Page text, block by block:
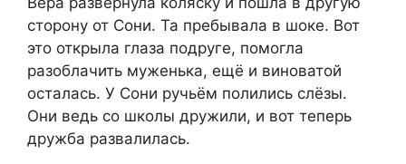
сторону от Сони. Та пребывала в шоке. Вот
это открыла глаза подруге, помогла
разоблачить муженька, ещё и виноватой
осталась. У Сони ручьём полились слёзы.
Они ведь со школы дружили, и вот теперь
дружба развалилась.